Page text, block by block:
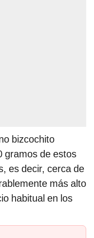
bizcochito
gramos de estos
es decir, cerca de
más alto
habitual en los